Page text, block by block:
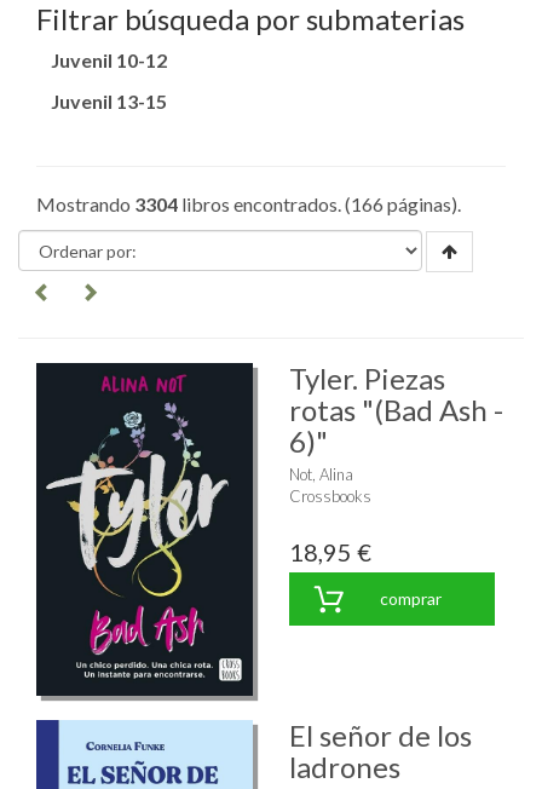
Filtrar búsqueda por submaterias
Juvenil 10-12
Juvenil 13-15
Mostrando 3304 libros encontrados. (166 páginas).
Tyler. Piezas
rotas "(Bad Ash -
6)"
Not, Alina
Crossbooks
18,95 €
comprar
El señor de los
ladrones